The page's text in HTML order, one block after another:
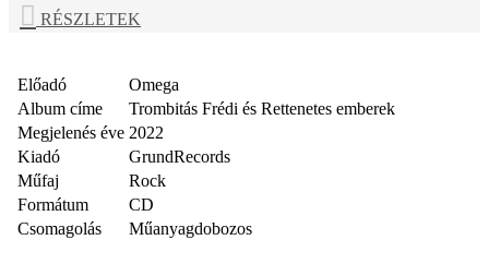
RÉSZLETEK
Előadó
Omega
Album címe
Trombitás Frédi és Rettenetes emberek
Megjelenés éve 2022
Kiadó
GrundRecords
Műfaj
Rock
Formátum
CD
Csomagolás
Műanyagdobozos